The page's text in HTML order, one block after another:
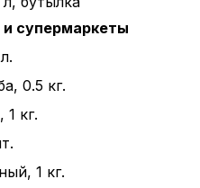
супермаркеты
0.5 кг.
1 кг.
1 кг.